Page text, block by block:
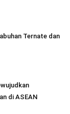
Ternate dan
di ASEAN